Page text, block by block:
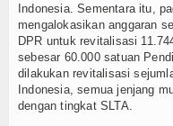
Login
Indonesia. Sementara itu,
mengalokasikan anggaran
DPR untuk revitalisasi
sebesar 60.000 satuan
dilakukan revitalisasi
Indonesia, semua jenjang
dengan tingkat SLTA.